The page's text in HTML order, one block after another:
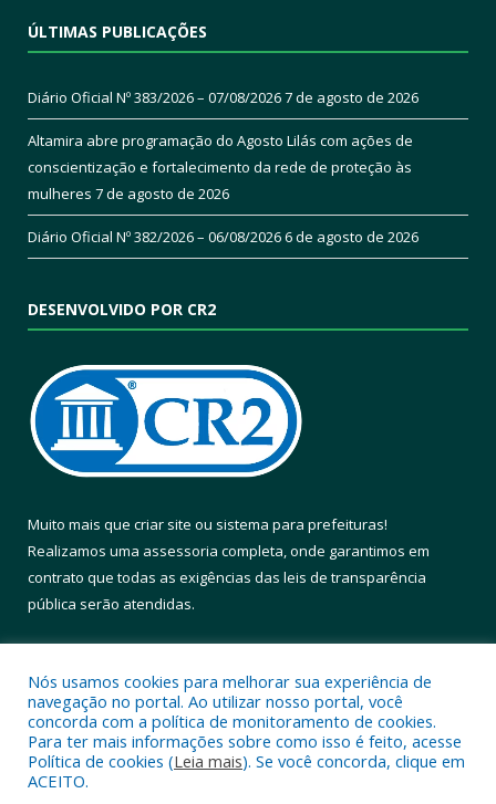
ÚLTIMAS PUBLICAÇÕES
Diário Oficial Nº 383/2026 – 07/08/20267 de agosto de 2026
Altamira abre programação do Agosto Lilás com ações de
conscientização e fortalecimento da rede de proteção às
mulheres 7 de agosto de 2026
Diário Oficial Nº 382/2026 – 06/08/20266 de agosto de 2026
DESENVOLVIDO POR CR2
Muito mais que criar site ou sistema para prefeituras!
Realizamos uma assessoria completa, onde garantimos em
contrato que todas as exigências das leis de transparência
pública serão atendidas.
Todos os direitos reservados a Prefeitura Municipal de Altamira.
Nós usamos cookies para melhorar sua experiência de
navegação no portal. Ao utilizar nosso portal, você
concorda com a política de monitoramento de cookies.
Para ter mais informações sobre como isso é feito, acesse
Política de cookies (Leia mais). Se você concorda, clique em
ACEITO.